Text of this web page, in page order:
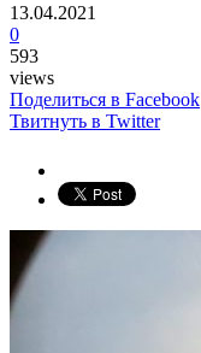
13.04.2021
0
593
views
Поделиться в Facebook
Твитнуть в Twitter